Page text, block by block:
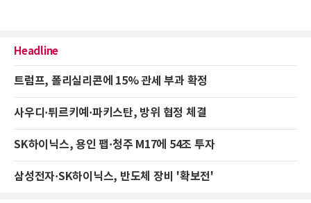
Headline
트럼프, 폴리실리콘에 15% 관세 부과 확정
사우디·튀르키예·파키스탄, 방위 협정 체결
SK하이닉스, 용인 팹·청주 M17에 54조 투자
삼성전자·SK하이닉스, 반도체 장비 '확보전'